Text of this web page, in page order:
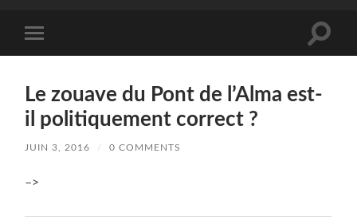
mobile
Toggle
Le zouave du Pont de l’Alma est-
il politiquement correct ?
JUIN 3, 2016 / 0 COMMENTS
–>